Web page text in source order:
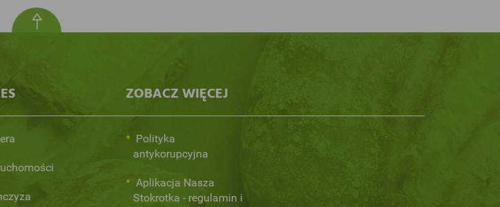
ZOBACZ WIĘCEJ
Polityka
antykorupcyjna
Aplikacja Nasza
Stokrotka - regulamin i